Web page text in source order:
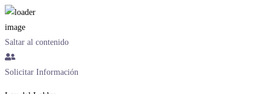
Saltar al contenido
Solicitar Información